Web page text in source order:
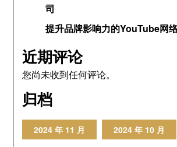
司
提升品牌影响力的YouTube网
近期评论
您尚未收到任何评论。
归档
2024 年 11 月 2024 年 10 月